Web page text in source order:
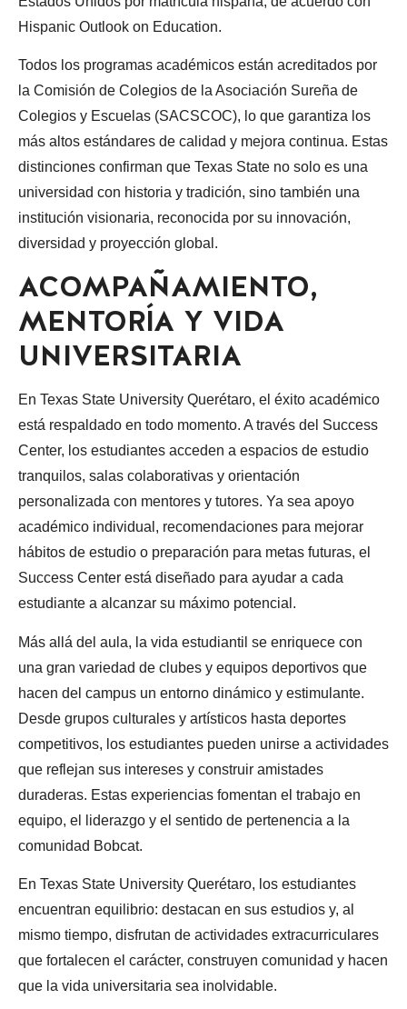
Hispanic Outlook on Education.
Todos los programas académicos están acreditados por
la Comisión de Colegios de la Asociación Sureña de
Colegios y Escuelas (SACSCOC), lo que garantiza los
más altos estándares de calidad y mejora continua. Estas
distinciones confirman que Texas State no solo es una
universidad con historia y tradición, sino también una
institución visionaria, reconocida por su innovación,
diversidad y proyección global.
ACOMPAÑAMIENTO,
MENTORÍA Y VIDA
UNIVERSITARIA
En Texas State University Querétaro, el éxito académico
está respaldado en todo momento. A través del Success
Center, los estudiantes acceden a espacios de estudio
tranquilos, salas colaborativas y orientación
personalizada con mentores y tutores. Ya sea apoyo
académico individual, recomendaciones para mejorar
hábitos de estudio o preparación para metas futuras, el
Success Center está diseñado para ayudar a cada
estudiante a alcanzar su máximo potencial.
Más allá del aula, la vida estudiantil se enriquece con
una gran variedad de clubes y equipos deportivos que
hacen del campus un entorno dinámico y estimulante.
Desde grupos culturales y artísticos hasta deportes
competitivos, los estudiantes pueden unirse a actividades
que reflejan sus intereses y construir amistades
duraderas. Estas experiencias fomentan el trabajo en
equipo, el liderazgo y el sentido de pertenencia a la
comunidad Bobcat.
En Texas State University Querétaro, los estudiantes
encuentran equilibrio: destacan en sus estudios y, al
mismo tiempo, disfrutan de actividades extracurriculares
que fortalecen el carácter, construyen comunidad y hacen
que la vida universitaria sea inolvidable.